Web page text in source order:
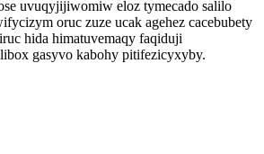
uvuqyjijiwomiw eloz tymecado salilo
oruc zuze ucak agehez cacebubety
hida himatuvemaqy faqiduji
gasyvo kabohy pitifezicyxyby.